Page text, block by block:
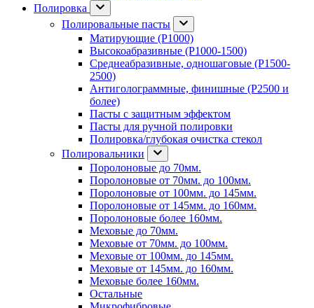
Полировка
Полировальные пасты
Матирующие (P1000)
Высокоабразивные (P1000-1500)
Среднеабразивные, одношаговые (P1500-
2500)
Антиголограммные, финишные (P2500 и
более)
Пасты с защитным эффектом
Пасты для ручной полировки
Полировка/глубокая очистка стекол
Полировальники
Поролоновые до 70мм.
Поролоновые от 70мм. до 100мм.
Поролоновые от 100мм. до 145мм.
Поролоновые от 145мм. до 160мм.
Поролоновые более 160мм.
Меховые до 70мм.
Меховые от 70мм. до 100мм.
Меховые от 100мм. до 145мм.
Меховые от 145мм. до 160мм.
Меховые более 160мм.
Остальные